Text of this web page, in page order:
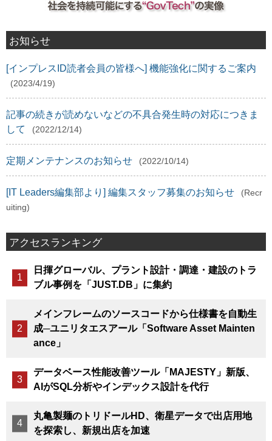
お知らせ
[インプレスID読者会員の皆様へ] 機能強化に関するご案内
(2023/4/19)
記事の続きが読めないなどの不具合発生時の対応につきま
して
(2022/12/14)
定期メンテナンスのお知らせ (2022/10/14)
[IT Leaders編集部より] 編集スタッフ募集のお知らせ
(Recr
uiting)
アクセスランキング
日揮グローバル、プラント設計・調達・建設のトラ
ブル事例を「JUST.DB」に集約
メインフレームのソースコードから仕様書を自動生
成─ユニリタエスアール「Software Asset Mainten
ance」
データベース性能改善ツール「MAJESTY」新版、
AIがSQL分析やインデックス設計を代行
丸亀製麺のトリドールHD、衛星データで出店用地
を探索し、新規出店を加速